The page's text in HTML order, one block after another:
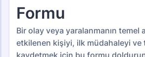
Çalışan İş Kazası
Formları
24 Şablon